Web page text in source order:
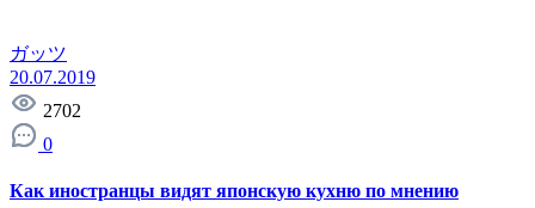
ガッツ
20.07.2019
2702
0
Как иностранцы видят японскую кухню по мнению